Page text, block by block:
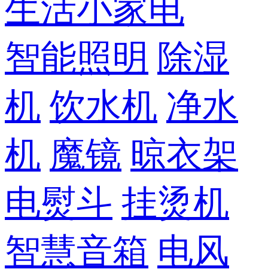
生活小家电
智能照明 除湿
机 饮水机 净水
机 魔镜 晾衣架
电熨斗 挂烫机
智慧音箱 电风